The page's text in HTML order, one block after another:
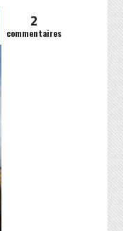
2
commentaires